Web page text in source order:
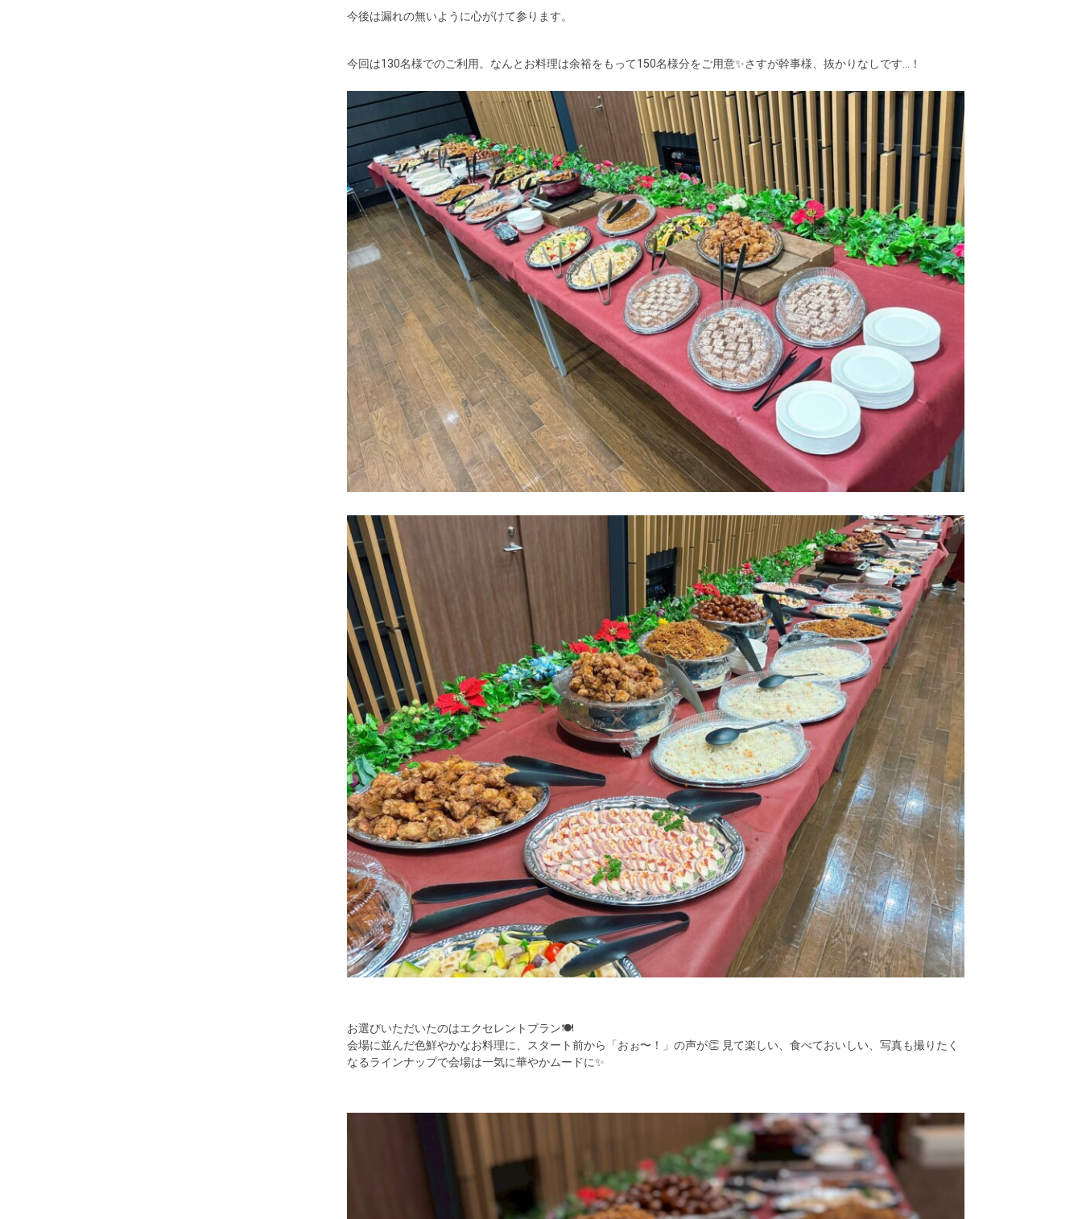
今後は漏れの無いように心がけて参ります。
今回は130名様でのご利用。なんとお料理は余裕をもって150名様分をご用意✨さすが幹事様、抜かりなしです…！
お選びいただいたのはエクセレントプラン🍽️
会場に並んだ色鮮やかなお料理に、スタート前から「おぉ〜！」の声が👏 見て楽しい、食べておいしい、写真も撮りたく
なるラインナップで会場は一気に華やかムードに✨